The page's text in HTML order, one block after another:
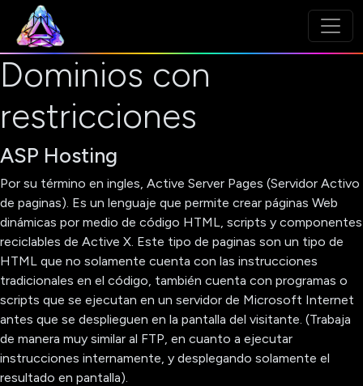
Dominios con
restricciones
ASP Hosting
Por su término en ingles, Active Server Pages (Servidor Activo
de paginas). Es un lenguaje que permite crear páginas Web
dinámicas por medio de código HTML, scripts y componentes
reciclables de Active X. Este tipo de paginas son un tipo de
HTML que no solamente cuenta con las instrucciones
tradicionales en el código, también cuenta con programas o
scripts que se ejecutan en un servidor de Microsoft Internet
antes que se desplieguen en la pantalla del visitante. (Trabaja
de manera muy similar al FTP, en cuanto a ejecutar
instrucciones internamente, y desplegando solamente el
resultado en pantalla).